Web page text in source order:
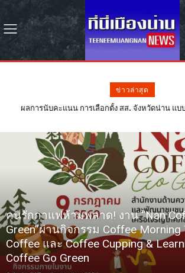
ข่าวล่าสุด
#น่าน พบฉีกบัตรผิด 2 อำเภอ ผอ.กกต.น่าน สั่งเปลี่
คนรักกาแฟห้ามพลาด! งาน “Nan
Green”ผ่านกิจกรรม Coffee Morning
Coffee และ Coffee Cupping &
Coffee Go Green